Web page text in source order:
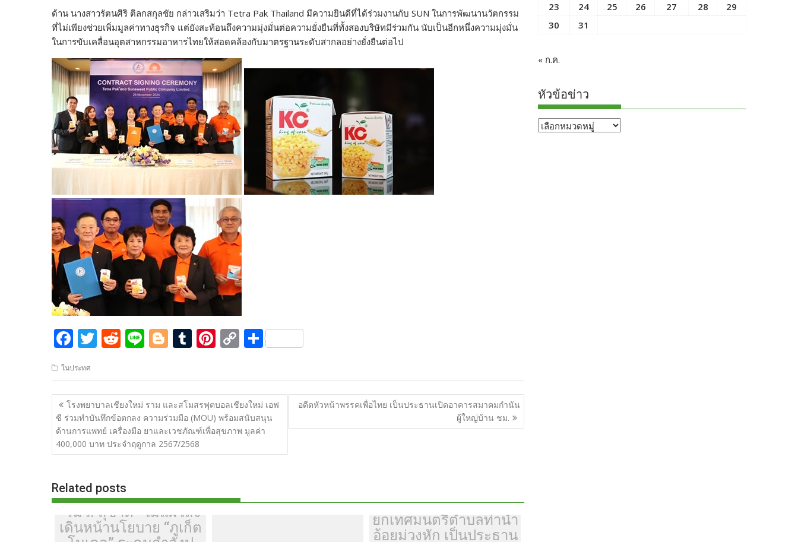
ด้าน นางสาวรัตนศิริ ติลกสกุลชัย กล่าวเสริมว่า Tetra Pak Thailand มีความยินดีที่ได้ร่วมงานกับ SUN ในการพัฒนานวัตกรรม
ที่ไม่เพียงช่วยเพิ่มมูลค่าทางธุรกิจ แต่ยังสะท้อนถึงความมุ่งมั่นต่อความยั่งยืนที่ทั้งสองบริษัทมีร่วมกัน นับเป็นอีกหนึ่งความมุ่งมั่น
ในการขับเคลื่อนอุตสาหกรรมอาหารไทยให้สอดคล้องกับมาตรฐานระดับสากลอย่างยั่งยืนต่อไป
F
e
b
o
o
k
T
itt
er
R
d
di
t
Li
e
Bl
g
g
er
T
m
bl
r
Pi
er
e
st
C
p
y
Li
n
k
S
ar
e
ในประทศ
แนะแนว
เรื่อง
โรงพยาบาลเชียงใหม่ ราม และสโมสรฟุตบอลเชียงใหม่ เอฟ
ซี ร่วมทำบันทึกข้อตกลง ความร่วมมือ (MOU) พร้อมสนับสนุน
ด้านการแพทย์ เครื่องมือ ยาและเวชภัณฑ์เพื่อสุขภาพ มูลค่า
400,000 บาท ประจำฤดูกาล 2567/2568
อดีตหัวหน้าพรรคเพื่อไทย เป็นประธานเปิดอาคารสมาคมกำนัน
ผู้ใหญ่บ้าน ชม.
Related posts
“รมว. สุขาติ” ไม่แผ่วสั่ง
เดินหน้านโยบาย “ภูเก็ต
ร.ต.ต.ดร.วิรัช โตอิ้มนา
ยกเทศมนตรีตำบลท่าน้ำ
อ้อยม่วงหัก เป็นประธาน
23
24 25 26 27 28
29
30
31
« ก.ค.
หัวข้อข่าว
หัวข้อ